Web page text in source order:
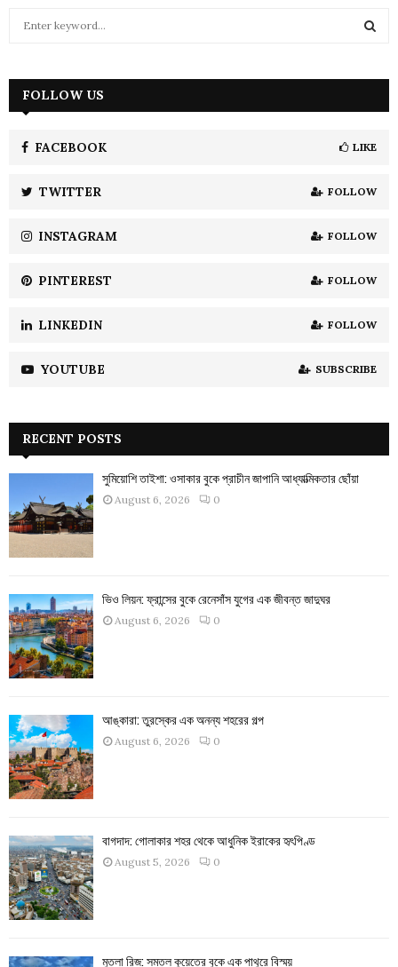
h
H
FOLLOW US
FACEBOOK LIKE
TWITTER FOLLOW
INSTAGRAM FOLLOW
PINTEREST FOLLOW
LINKEDIN FOLLOW
YOUTUBE SUBSCRIBE
RECENT POSTS
সুমিয়োশি তাইশা: ওসাকার বুকে প্রাচীন জাপানি আধ্যাত্মিকতার ছোঁয়া
August 6, 2026 0
ভিও লিয়ন: ফ্রান্সের বুকে রেনেসাঁস যুগের এক জীবন্ত জাদুঘর
August 6, 2026 0
আঙ্কারা: তুরস্কের এক অনন্য শহরের গল্প
August 6, 2026 0
বাগদাদ: গোলাকার শহর থেকে আধুনিক ইরাকের হৃৎপিণ্ড
August 5, 2026 0
মুতলা রিজ: সমতল কুয়েতের বুকে এক পাথুরে বিস্ময়